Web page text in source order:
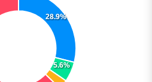
28.9%
5.6%